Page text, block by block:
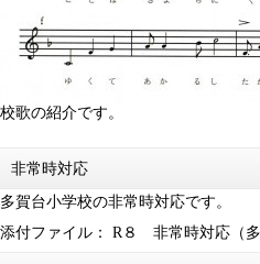
校歌の紹介です。
非常時対応
多賀台小学校の非常時対応です。
添付ファイル： R８ 非常時対応（